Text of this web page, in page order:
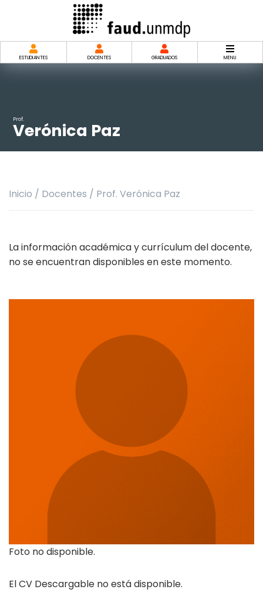
ESTUDIANTES DOCENTES GRADUADOS MENU
Prof.
Verónica Paz
Inicio / Docentes / Prof. Verónica Paz
La información académica y currículum del docente,
no se encuentran disponibles en este momento.
Foto no disponible.
El CV Descargable no está disponible.